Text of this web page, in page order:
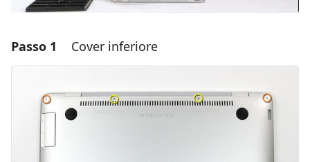
Passo 1 Cover inferiore